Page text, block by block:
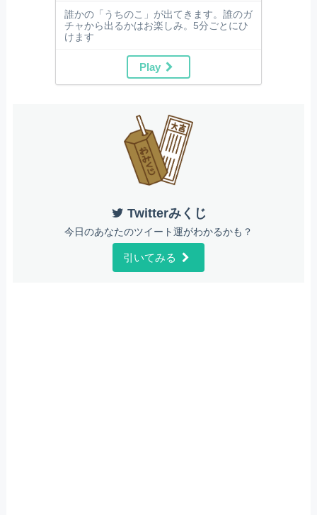
誰かの「うちのこ」が出てきます。誰のガ
チャから出るかはお楽しみ。5分ごとにひ
けます
Play
Twitterみくじ
今日のあなたのツイート運がわかるかも？
引いてみる